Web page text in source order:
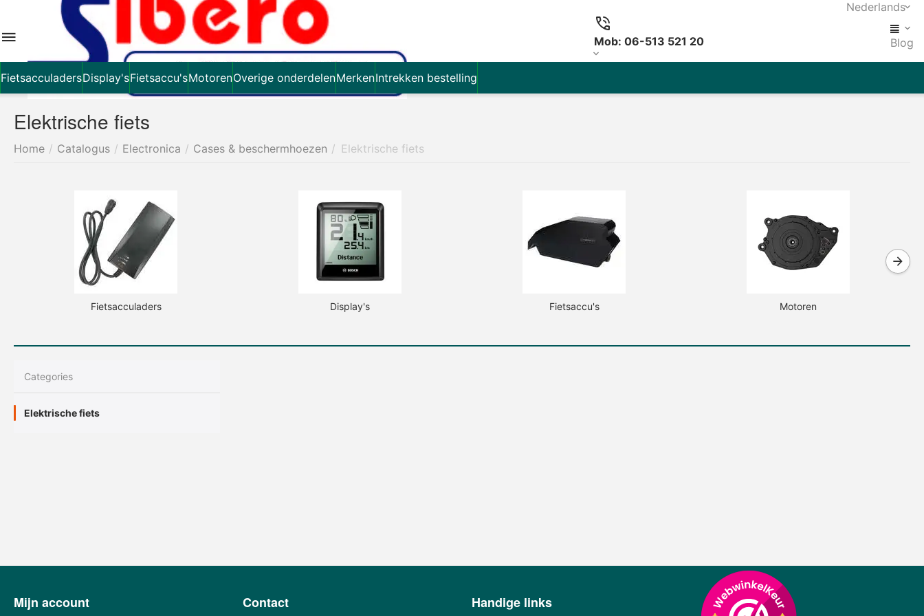
Nederlands
Mob: 06-513 521 20 Blog
FietsacculadersDisplay'sFietsaccu'sMotorenOverige onderdelenMerkenIntrekken bestelling
Elektrische fiets
Home / Catalogus / Electronica / Cases & beschermhoezen / Elektrische fiets
Fietsacculaders Display's Fietsaccu's Motoren
Сategories
Elektrische fiets
Mijn account Contact Handige links